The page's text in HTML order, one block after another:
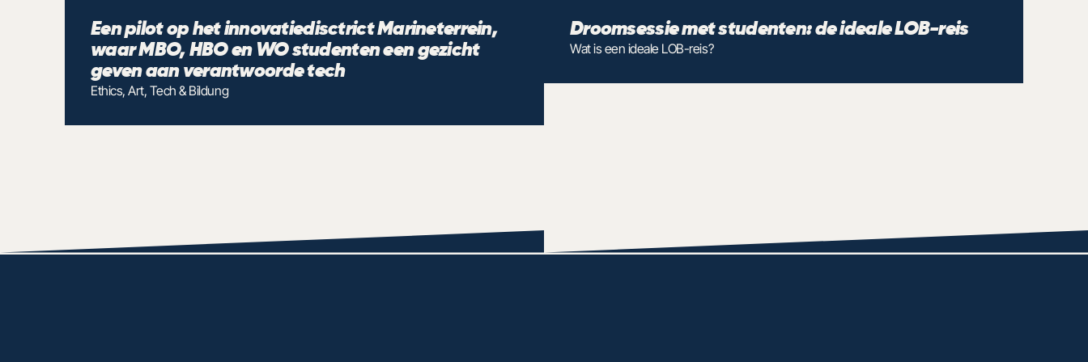
Een pilot op het innovatiedisctrict Marineterrein,
waar MBO, HBO en WO studenten een gezicht
geven aan verantwoorde tech
Ethics, Art, Tech & Bildung
Droomsessie met studenten: de ideale LOB-reis
Wat is een ideale LOB-reis?